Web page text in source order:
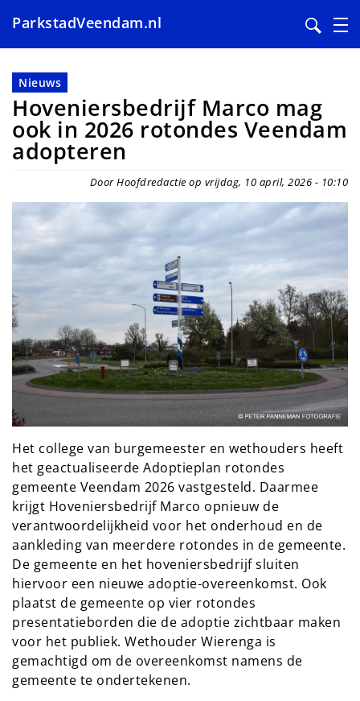
en
naar
de
inhoud
gaan
ParkstadVeendam.nl
Nieuws
Hoveniersbedrijf Marco mag
ook in 2026 rotondes Veendam
adopteren
Door Hoofdredactie op vrijdag, 10 april, 2026 - 10:10
Het college van burgemeester en wethouders heeft
het geactualiseerde Adoptieplan rotondes
gemeente Veendam 2026 vastgesteld. Daarmee
krijgt Hoveniersbedrijf Marco opnieuw de
verantwoordelijkheid voor het onderhoud en de
aankleding van meerdere rotondes in de gemeente.
De gemeente en het hoveniersbedrijf sluiten
hiervoor een nieuwe adoptie-overeenkomst. Ook
plaatst de gemeente op vier rotondes
presentatieborden die de adoptie zichtbaar maken
voor het publiek. Wethouder Wierenga is
gemachtigd om de overeenkomst namens de
gemeente te ondertekenen.